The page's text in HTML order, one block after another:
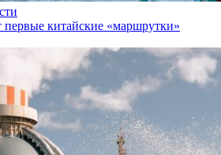
китайские «маршрутки»